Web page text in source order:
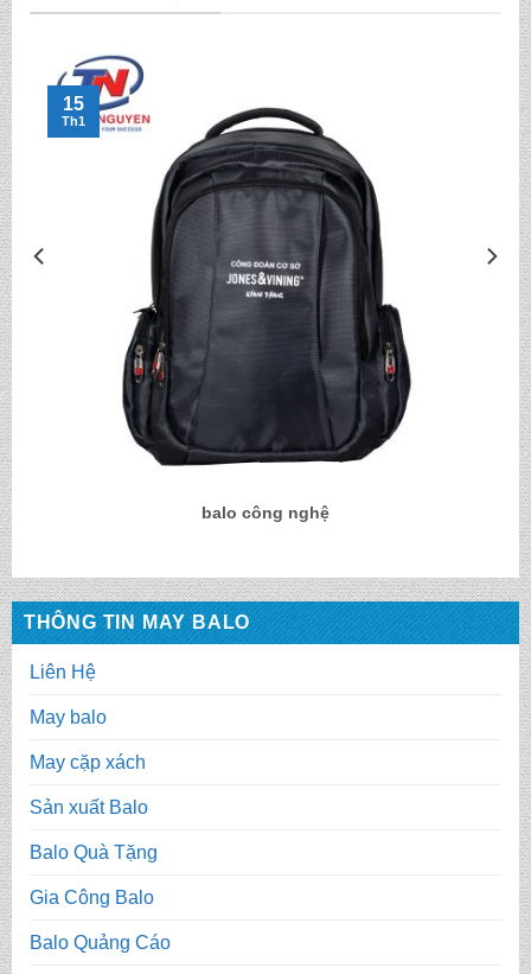
THÔNG TIN MAY BALO
Liên Hệ
May balo
May cặp xách
Sản xuất Balo
Balo Quà Tặng
Gia Công Balo
Balo Quảng Cáo
balo công nghệ
15
Th1